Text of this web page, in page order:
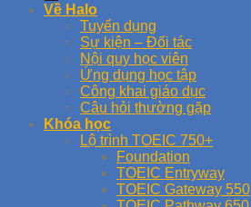
Về Halo
Tuyển dụng
Sự kiện – Đối tác
Nội quy học viên
Ứng dụng học tập
Công khai giáo dục
Câu hỏi thường gặp
Khóa học
Lộ trình TOEIC 750+
Foundation
TOEIC Entryway
TOEIC Gateway 550